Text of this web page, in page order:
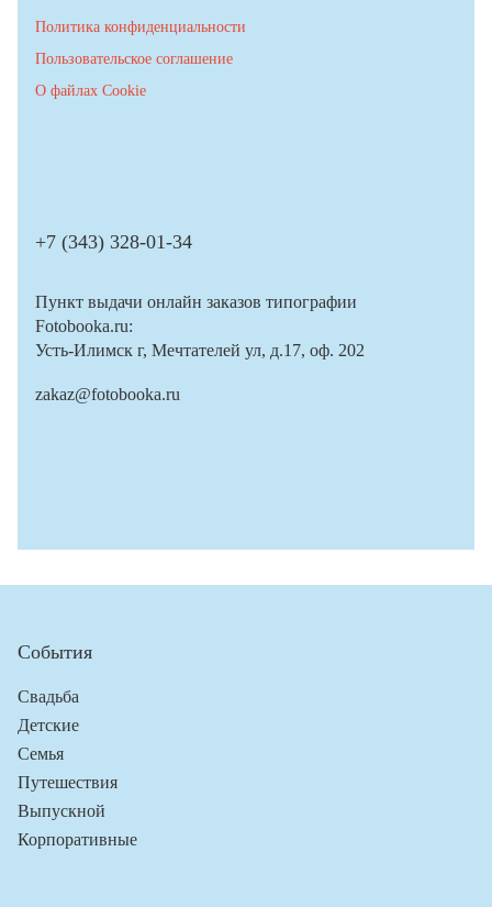
Политика конфиденциальности
Пользовательское соглашение
О файлах Cookie
+7 (343) 328-01-34
Пункт выдачи онлайн заказов типографии
Fotobooka.ru:
Усть-Илимск г, Мечтателей ул, д.17, оф. 202
zakaz@fotobooka.ru
События
Свадьба
Детские
Семья
Путешествия
Выпускной
Корпоративные